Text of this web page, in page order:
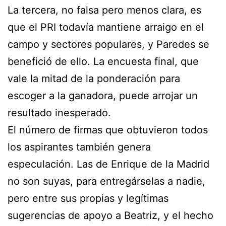
La tercera, no falsa pero menos clara, es
que el PRI todavía mantiene arraigo en el
campo y sectores populares, y Paredes se
benefició de ello. La encuesta final, que
vale la mitad de la ponderación para
escoger a la ganadora, puede arrojar un
resultado inesperado.
El número de firmas que obtuvieron todos
los aspirantes también genera
especulación. Las de Enrique de la Madrid
no son suyas, para entregárselas a nadie,
pero entre sus propias y legítimas
sugerencias de apoyo a Beatriz, y el hecho